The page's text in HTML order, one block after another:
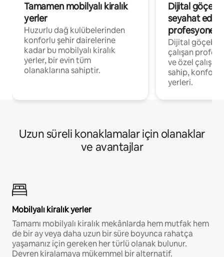
Tamamen mobilyalı kiralık
yerler
Huzurlu dağ kulübelerinden
konforlu şehir dairelerine
kadar bu mobilyalı kiralık
yerler, bir evin tüm
olanaklarına sahiptir.
Dijital
seyahat eden
Dijital
çalışan
ve özel
sahip,
yerleri.
Uzun süreli konaklamalar için olanaklar
ve avantajlar
Mobilyalı kiralık yerler
Tamamı mobilyalı kiralık mekânlarda hem mutfak hem
de bir ay veya daha uzun bir süre boyunca rahatça
yaşamanız için gereken her türlü olanak bulunur.
Devren kiralamaya mükemmel bir alternatif.